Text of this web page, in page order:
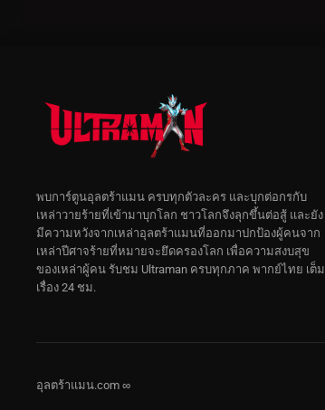
พบการ์ตูนอุลตร้าแมน ครบทุกตัวละคร และบุกต่อกรกับ
เหล่าวายร้ายที่เข้ามาบุกโลก ชาวโลกจึงลุกขึ้นต่อสู้ และยัง
มีความหวังจากเหล่าอุลตร้าแมนที่ออกมาปกป้องผู้คนจาก
เหล่าปีศาจร้ายที่หมายจะยึดครองโลก เพื่อความสงบสุข
ของเหล่าผู้คน รับชม Ultraman ครบทุกภาค พากย์ไทย เต็ม
เรื่อง 24 ชม.
อุลตร้าแมน.com ∞